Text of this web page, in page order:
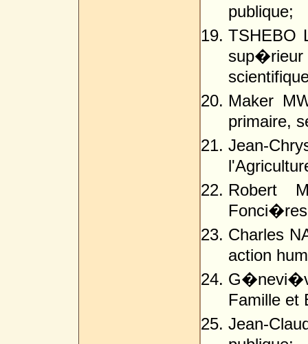
publique;
TSHEBO
Maker
primaire,
Jean-
Robert
Charles
action
Famille et
Jean-